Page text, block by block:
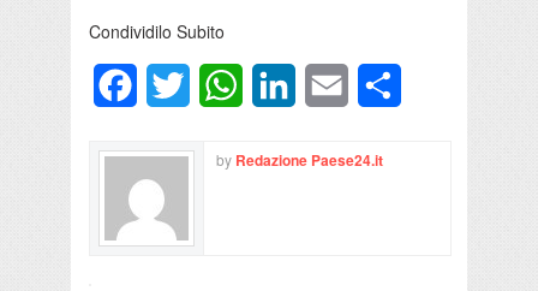
Condividilo Subito
FacebookTwitter WhatsAppLinkedInEmail
by Redazione Paese24.it